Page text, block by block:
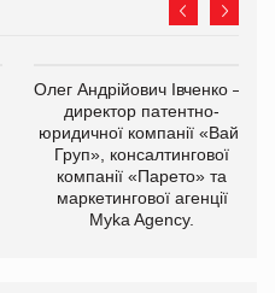
Олег Андрійович Івченко —
директор патентно-
юридичної компанії «Вайз
Груп», консалтингової
компанії «Парето» та
маркетингової агенції
Myka Agency.